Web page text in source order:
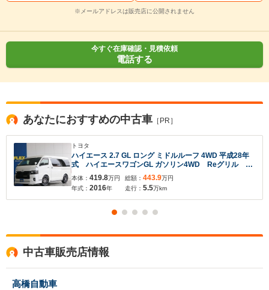
※メールアドレスは販売店に公開されません
今すぐ在庫確認・見積依頼
電話する
あなたにおすすめの中古車 ［PR］
トヨタ
ハイエース 2.7 GL ロング ミドルルーフ 4WD 平成28年
式 ハイエースワゴンGL ガソリン4WD Reグリル ヘ
ッドライトインナーブラック フロントスポイラー オ
ーバーフェンダー 1インチローダウン シートカバ
ー テールランプ オリジナルアルミホイール
本体： 419.8万円
年式： 2016年
総額： 443.9万円
走行： 5.5万km
中古車販売店情報
高橋自動車